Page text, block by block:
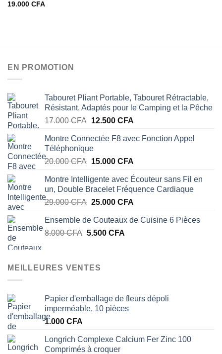
0
19.000 CFA
EN PROMOTION
Tabouret Pliant Portable, Tabouret Rétractable,
Résistant, Adaptés pour le Camping et la Pêche
17.000CFA Le
initial
était :
17.000 CFA.
12.500 CFALe
actuel
12.500 CFA.
Montre Connectée F8 avec Fonction Appel
Téléphonique
20.000CFA Le
initial
était :
20.000 CFA.
15.000 CFALe
actuel
est :
15.000 CFA.
Montre Intelligente avec Écouteur sans Fil en
un, Double Bracelet Fréquence Cardiaque
29.000CFA Le
initial
était :
25.000 CFALe
actuel
Ensemble de Couteaux de Cuisine 6 Pièces
8.000CFA Le
était :
5.500 CFALe
MEILLEURES VENTES
Papier d'emballage de fleurs dépoli
imperméable, 10 pièces
1.000 CFA
Longrich Complexe Calcium Fer Zinc 100
Comprimés à croquer